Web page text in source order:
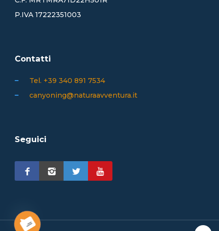
P.IVA 17222351003
Contatti
Tel. +39 340 891 7534
canyoning@naturaavventura.it
Seguici